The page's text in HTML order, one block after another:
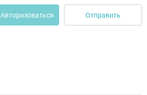
Авторизоваться Отправить